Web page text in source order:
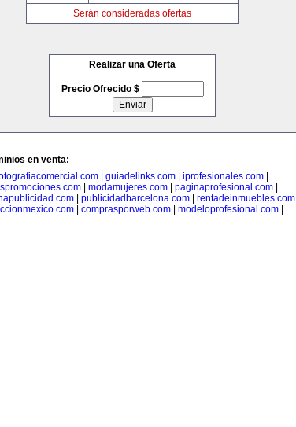
Serán consideradas ofertas
Realizar una Oferta
Precio Ofrecido $
en venta:
guiadelinks.com iprofesionales.com
modamujeres.com paginaprofesional.com
| publicidadbarcelona.com| rentadeinmuebles.com|
| comprasporweb.com| modeloprofesional.com|